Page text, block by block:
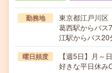
勤務地
東京都江戸川区
葛西駅からバス
江駅からバス20
曜日頻度
【週5日】月
好きな平日休み